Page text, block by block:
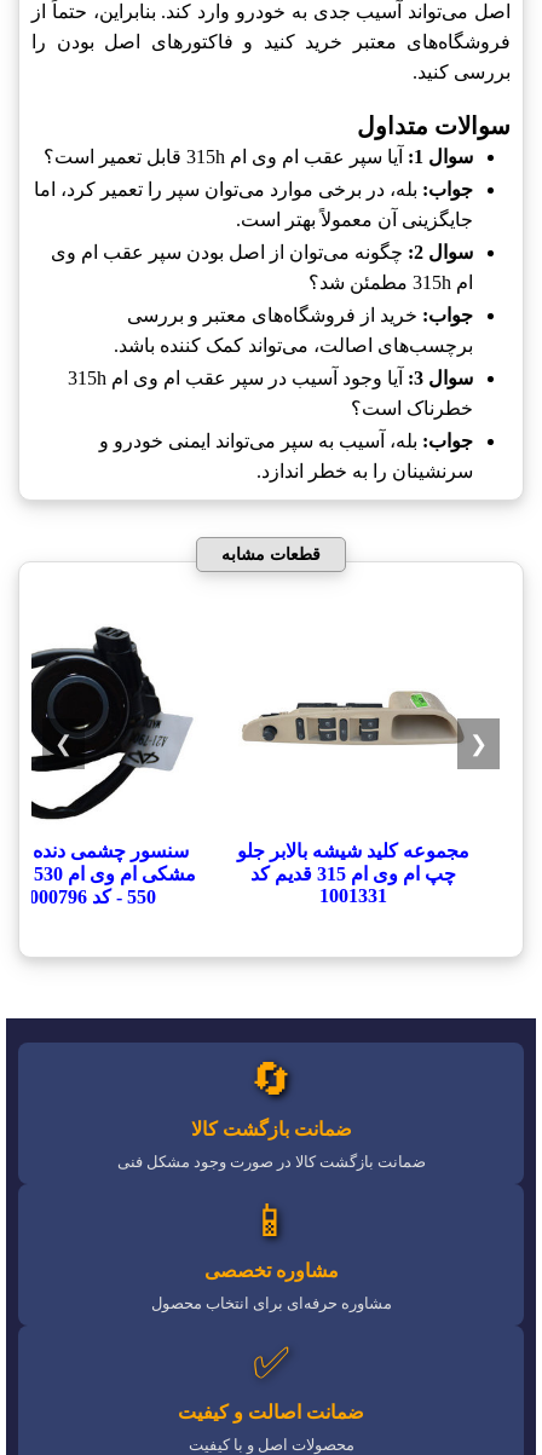
اصل می‌تواند آسیب جدی به خودرو وارد کند. بنابراین، حتماً از
فروشگاه‌های معتبر خرید کنید و فاکتورهای اصل بودن را
بررسی کنید.
سوالات متداول
سوال 1:
آیا سپر عقب ام وی ام 315h قابل تعمیر است؟
جواب: بله، در برخی موارد می‌توان سپر را تعمیر کرد، اما
جایگزینی آن معمولاً بهتر است.
سوال 2:
چگونه می‌توان از اصل بودن سپر عقب ام وی
ام 315h مطمئن شد؟
جواب: خرید از فروشگاه‌های معتبر و بررسی
برچسب‌های اصالت، می‌تواند کمک کننده باشد.
سوال 3:
آیا وجود آسیب در سپر عقب ام وی ام 315h
خطرناک است؟
جواب: بله، آسیب به سپر می‌تواند ایمنی خودرو و
سرنشینان را به خطر اندازد.
قطعات مشابه
مجموعه کلید شیشه بالابر جلو
چپ ام وی ام 315 قدیم کد
1001331
سنسور چشمی دنده
550 - کد 1000796
❮
❯
🔄
ضمانت بازگشت کالا
ضمانت بازگشت کالا در صورت وجود مشکل فنی
📱
مشاوره تخصصی
مشاوره حرفه‌ای برای انتخاب محصول
✅
ضمانت اصالت و کیفیت
محصولات اصل و با کیفیت